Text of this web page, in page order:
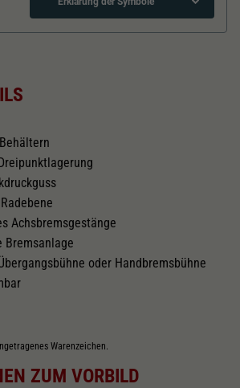
Achsbremsgestänge
Bremsanlage
oder Handbremsbühne
Warenzeichen.
ZUM VORBILD
Unter anderem eine zufällig
ID, für die historische Speicherung